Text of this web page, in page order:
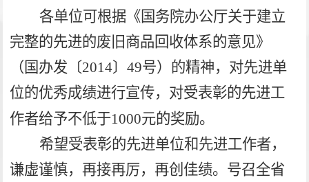
各单位可根据《国务院办公厅关于建立
完整的先进的废旧商品回收体系的意见》
（国办发〔2014〕49号）的精神，对先进单
位的优秀成绩进行宣传，对受表彰的先进工
作者给予不低于1000元的奖励。
希望受表彰的先进单位和先进工作者，
谦虚谨慎，再接再厉，再创佳绩。号召全省